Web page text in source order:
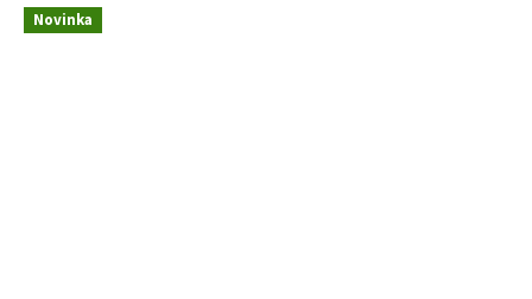
hvězdiček.
Novinka